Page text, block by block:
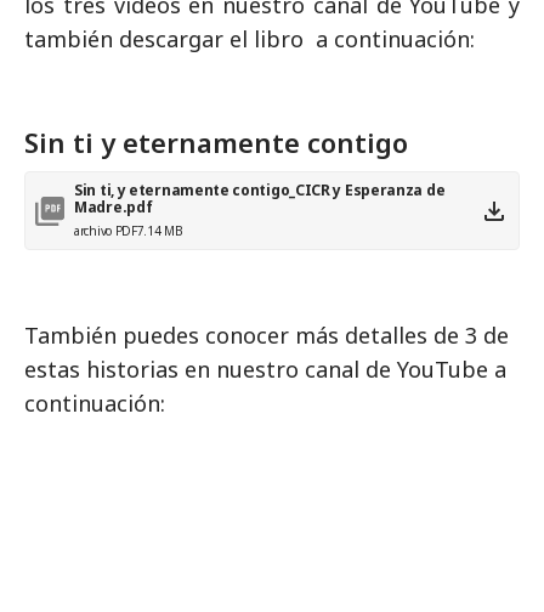
también descargar el libro a continuación:
Sin ti y eternamente contigo
Sin ti, y eternamente contigo_CICR y Esperanza de
Madre.pdf
archivo PDF7.14 MB
También puedes conocer más detalles de 3 de
estas historias en nuestro canal de YouTube a
continuación: